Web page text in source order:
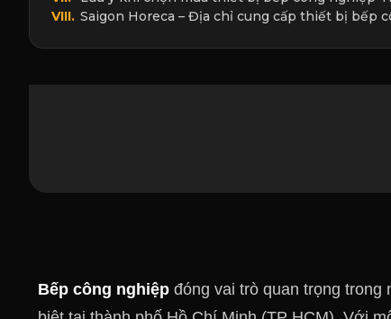
VIII. Saigon Horeca – Địa chỉ cung cấp thiết bị bếp
Bếp công nghiệp đóng vai trò quan trọng